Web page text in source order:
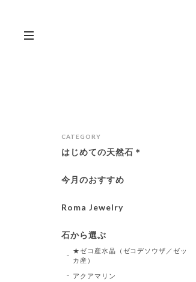
CATEGORY
はじめての天然石＊
今月のおすすめ
Roma Jewelry
石から選ぶ
★ゼコ産水晶（ゼコデソウザ／ゼッ
カ産）
アクアマリン